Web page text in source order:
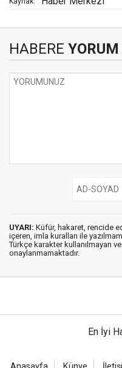
HABERE
UYARI: Küfür, hakaret, rencide
içeren, imla kuralları ile
Türkçe karakter kullanılmayan
onaylanmamaktadır.
En İyi